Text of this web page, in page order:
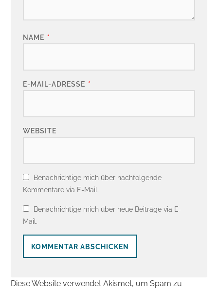
NAME *
E-MAIL-ADRESSE *
WEBSITE
Benachrichtige mich über nachfolgende
Kommentare via E-Mail.
Benachrichtige mich über neue Beiträge via E-
Mail.
Diese Website verwendet Akismet, um Spam zu